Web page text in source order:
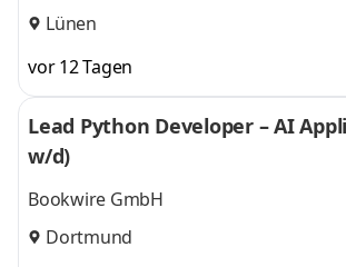
Lünen
vor 12 Tagen
Lead Python Developer – AI
w/d)
Bookwire GmbH
Dortmund